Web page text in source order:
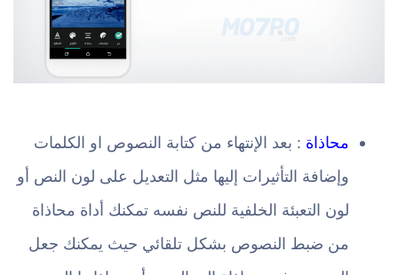
محاذاة : بعد الإنتهاء من كتابة النصوص او الكلمات
وإضافة التأثيرات إليها مثل التعديل على لون النص أو
لون التعبئة الخلفية للنص نفسه تمكنك أداة محاذاة
من ضبط النصوص بشكل تلقائي حيث يمكنك جعل